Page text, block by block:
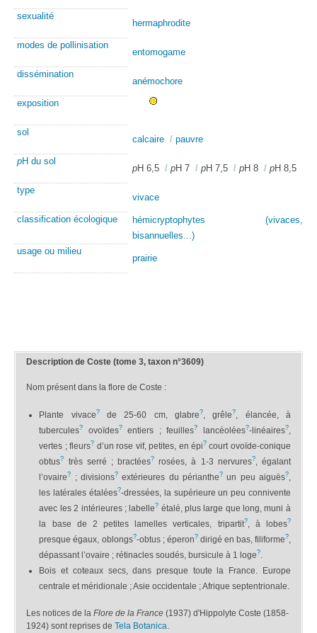
sexualité
hermaphrodite
modes de pollinisation
entomogame
dissémination
anémochore
exposition
sol
calcaire / pauvre
pH du sol
pH 6,5 / pH 7 / pH 7,5 / pH 8 / pH 8,5
type
vivace
classification écologique
hémicryptophytes (vivaces,
bisannuelles...)
usage ou milieu
prairie
Description de Coste (tome 3, taxon n°3609)
Nom présent dans la flore de Coste :
Plante vivace?de 25-60 cm, glabre?, grêle?
, élancée, à
tubercules? ovoïdes?entiers ; feuilles? lancéolées?-linéaires?,
vertes ; fleurs? d’un rose vif, petites, en épi?court ovoïde-conique
obtus? très serré ; bractées? rosées, à 1-3 nervures?, égalant
l’ovaire? ; divisions? extérieures du périanthe?un peu aiguës?,
les latérales étalées?-dressées, la supérieure un peu connivente
avec les 2 intérieures ; labelle? étalé, plus large que long, muni à
la base de 2 petites lamelles verticales, tripartit?, à lobes?
presque égaux, oblongs?-obtus ; éperon?dirigé en bas, filiforme?,
dépassant l’ovaire ; rétinacles soudés, bursicule à 1 loge?
Bois et coteaux secs, dans presque toute la France. Europe
centrale et méridionale ; Asie occidentale ; Afrique septentrionale.
Les notices de laFlore de la France (1937) d'Hippolyte Coste (1858-
1924) sont reprises deTela Botanica